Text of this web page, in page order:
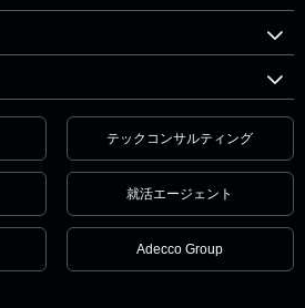
テックコンサルティング
就活エージェント
Adecco Group